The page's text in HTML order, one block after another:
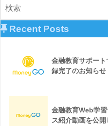
Recent Posts
金融教育サポー
録完了のお知らせ
金融教育Web学
ス紹介動画を公開